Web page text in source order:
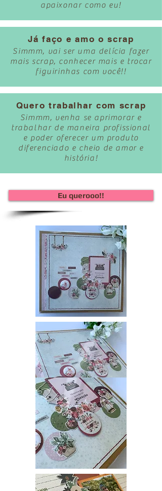
apaixonar como eu!
Já faço e amo o scrap
Simmm, vai ser uma delícia fazer
mais scrap, conhecer mais e trocar
figuirinhas com você!!
Quero trabalhar com scrap
Simmm, venha se aprimorar e
trabalhar de maneira profissional
e poder oferecer um produto
diferenciado e cheio de amor e
história!
Eu querooo!!